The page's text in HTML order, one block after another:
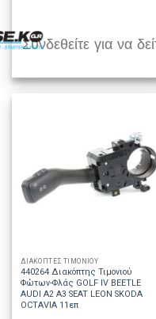
Συνδεθείτε για να
ΔΙΑΚΟΠΤΕΣ ΤΙΜΟΝΙΟΥ
440264 Διακόπτης Τιμονιού
Φώτων-Φλάς GOLF IV BEETLE
AUDI A2 A3 SEAT LEON SKODA
OCTAVIA 11επ